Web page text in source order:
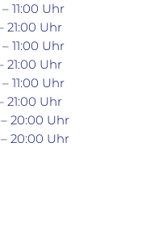
11:00 Uhr
21:00 Uhr
11:00 Uhr
21:00 Uhr
11:00 Uhr
21:00 Uhr
20:00 Uhr
20:00 Uhr